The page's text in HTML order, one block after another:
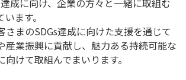
成に向け、企業の方々と一緒に取組む
ます。
さまのSDGs達成に向けた支援を通じて
産業振興に貢献し、魅力ある持続可能な
けて取組んでまいります。